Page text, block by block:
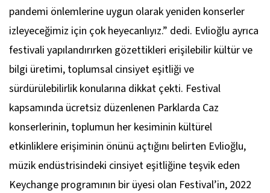
pandemi önlemlerine uygun olarak yeniden konserler
izleyeceğimiz için çok heyecanlıyız.” dedi. Evlioğlu ayrıca
festivali yapılandırırken gözettikleri erişilebilir kültür ve
bilgi üretimi, toplumsal cinsiyet eşitliği ve
sürdürülebilirlik konularına dikkat çekti. Festival
kapsamında ücretsiz düzenlenen Parklarda Caz
konserlerinin, toplumun her kesiminin kültürel
etkinliklere erişiminin önünü açtığını belirten Evlioğlu,
müzik endüstrisindeki cinsiyet eşitliğine teşvik eden
Keychange programının bir üyesi olan Festival’in, 2022